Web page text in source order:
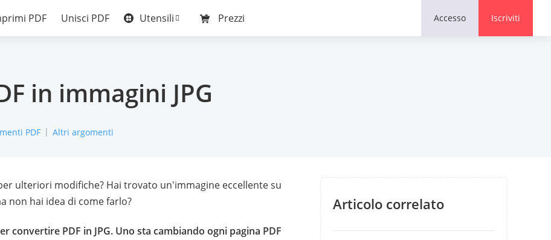
PDF Unisci PDF Utensili Prezzi Accesso Iscriviti
in immagini JPG
PDF Altri argomenti
Commento
ulteriori modifiche? Hai trovato un'immagine eccellente su
non hai idea di come farlo?
convertire PDF in JPG. Uno sta cambiando ogni pagina PDF
Articolo correlato